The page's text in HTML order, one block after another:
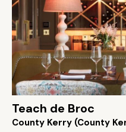
Teach de Broc
County Kerry (County